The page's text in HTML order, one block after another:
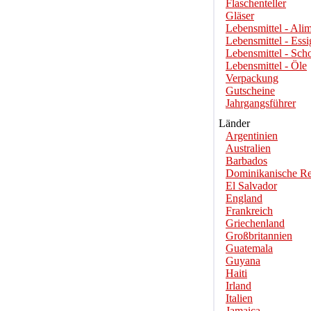
Flaschenteller
Gläser
Lebensmittel -
Lebensmittel -
Lebensmittel -
Lebensmittel - Öle
Verpackung
Gutscheine
Jahrgangsführer
Länder
Argentinien
Australien
Barbados
Dominikanische
El Salvador
England
Frankreich
Griechenland
Großbritannien
Guatemala
Guyana
Haiti
Irland
Italien